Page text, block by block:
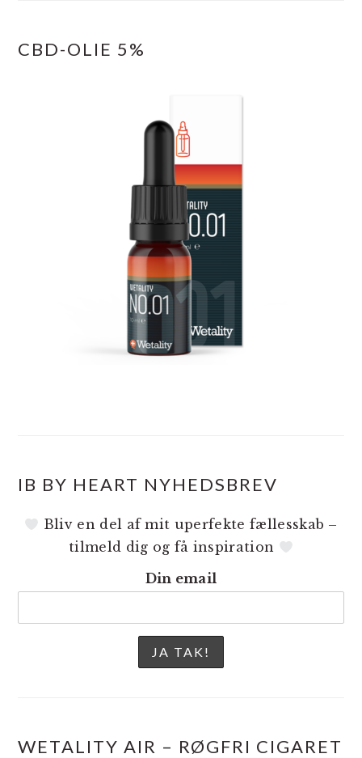
CBD-OLIE 5%
IB BY HEART NYHEDSBREV
Bliv en del af mit uperfekte fællesskab –
tilmeld dig og få inspiration
Din email
WETALITY AIR – RØGFRI CIGARET